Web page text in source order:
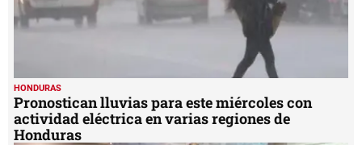
HONDURAS
Pronostican lluvias para este miércoles con
actividad eléctrica en varias regiones de
Honduras